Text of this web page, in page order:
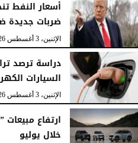
أسعار النفط
ضربات جديدة
الإثنين، 3 أغسطس 2026
دراسة ترصد
السيارات
الإثنين، 3 أغسطس 2026
خلال يوليو